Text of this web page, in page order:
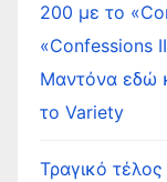
200 με το
«Confessions
Μαντόνα εδώ
το Variety
Τραγικό